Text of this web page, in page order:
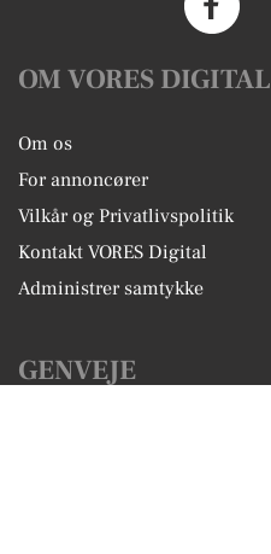
OM VORES DIGITAL
Om os
For annoncører
Vilkår og Privatlivspolitik
Kontakt VORES Digital
Administrer samtykke
GENVEJE